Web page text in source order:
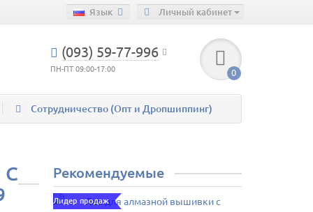
Личный кабинет
Язык
(093) 59-77-996
ПН-ПТ 09:00-17:00 0
Сотрудничество (Опт и Дропшиппинг)
С
Рекомендуемые
Лидер продаж